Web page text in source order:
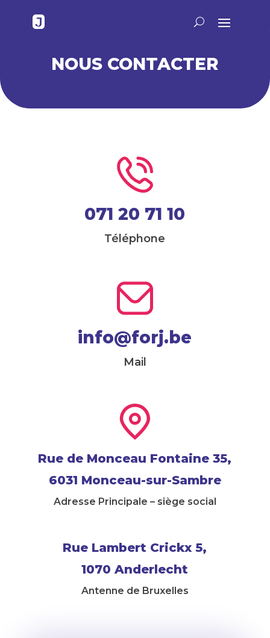
NOUS CONTACTER
071 20 71 10
Téléphone
info@forj.be
Mail
Rue de Monceau Fontaine 35,
6031 Monceau-sur-Sambre
Adresse Principale – siège social
Rue Lambert Crickx 5,
1070 Anderlecht
Antenne de Bruxelles